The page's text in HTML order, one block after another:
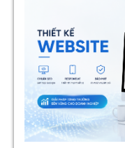
nghiệp tiếp
doanh thu. Vì
thiết kế
bước đi chiến
công lâu dài.